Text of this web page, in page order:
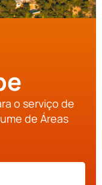
o serviço de
de Áreas